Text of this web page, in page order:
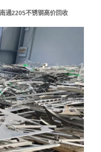
南通2205不锈钢高价回收